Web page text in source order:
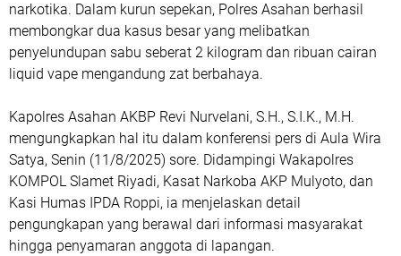
narkotika. Dalam kurun sepekan, Polres Asahan berhasil
membongkar dua kasus besar yang melibatkan
penyelundupan sabu seberat 2 kilogram dan ribuan cairan
liquid vape mengandung zat berbahaya.
Kapolres Asahan AKBP Revi Nurvelani, S.H., S.I.K., M.H.
mengungkapkan hal itu dalam konferensi pers di Aula Wira
Satya, Senin (11/8/2025) sore. Didampingi Wakapolres
KOMPOL Slamet Riyadi, Kasat Narkoba AKP Mulyoto, dan
Kasi Humas IPDA Roppi, ia menjelaskan detail
pengungkapan yang berawal dari informasi masyarakat
hingga penyamaran anggota di lapangan.